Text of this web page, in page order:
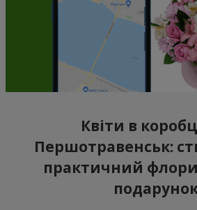
Квіти в
Першотравенськ:
практичний